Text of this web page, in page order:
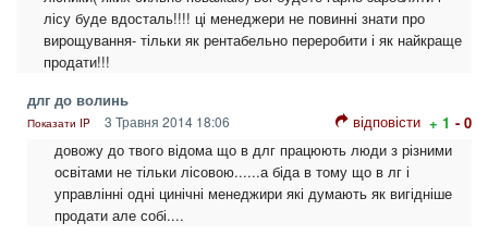
лісу буде вдосталь!!!! ці менеджери не повинні знати про
вирощування- тільки як рентабельно переробити і як найкраще
продати!!!
длг до волинь
Показати IP 3 Травня 2014 18:06 відповісти + 1 - 0
довожу до твого відома що в длг працюють люди з різними
освітами не тільки лісовою......а біда в тому що в лг і
управлінні одні цинічні менеджири які думають як вигідніше
продати але собі....